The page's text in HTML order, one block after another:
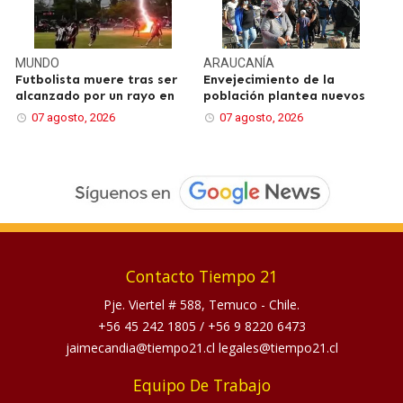
MUNDO
Futbolista muere tras ser
alcanzado por un rayo en
07 agosto, 2026
ARAUCANÍA
Envejecimiento de la
población plantea nuevos
07 agosto, 2026
Contacto Tiempo 21
Pje. Viertel # 588, Temuco - Chile.
+56 45 242 1805 / +56 9 8220 6473
jaimecandia@tiempo21.cl legales@tiempo21.cl
Equipo De Trabajo